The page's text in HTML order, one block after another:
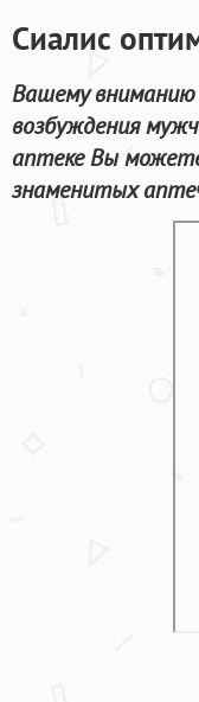
Сиалис
Вашему вниманию
возбуждения
аптеке Вы
знаменитых